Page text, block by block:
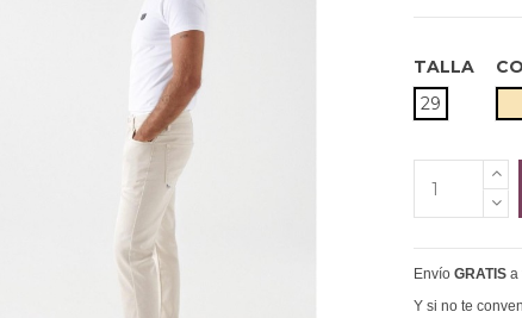
TALLA
29
Envío GRATIS a
Y si no te